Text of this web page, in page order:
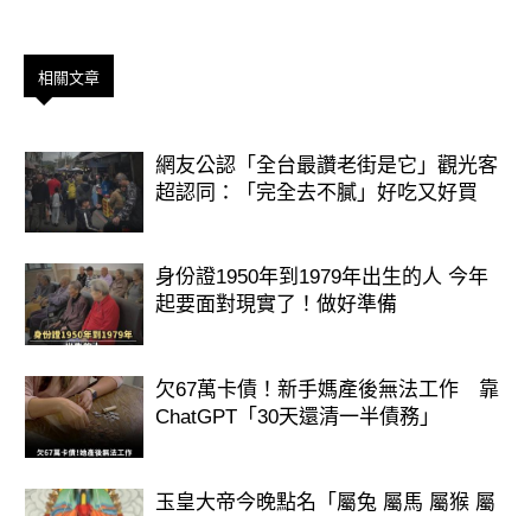
相關文章
網友公認「全台最讚老街是它」觀光客
超認同：「完全去不膩」好吃又好買
身份證1950年到1979年出生的人 今年
起要面對現實了！做好準備
欠67萬卡債！新手媽產後無法工作 靠
ChatGPT「30天還清一半債務」
玉皇大帝今晚點名「屬兔 屬馬 屬猴 屬